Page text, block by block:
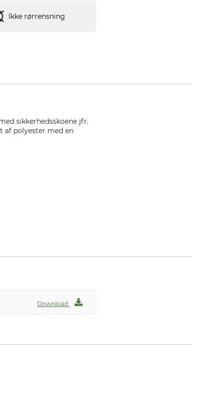
Ikke rørrensning
sikkerhedsskoene jfr.
af polyester med en
Download